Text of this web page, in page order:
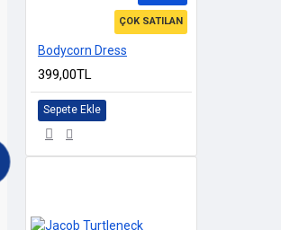
ÇOK SATILAN
Bodycorn Dress
399,00TL
Sepete Ekle